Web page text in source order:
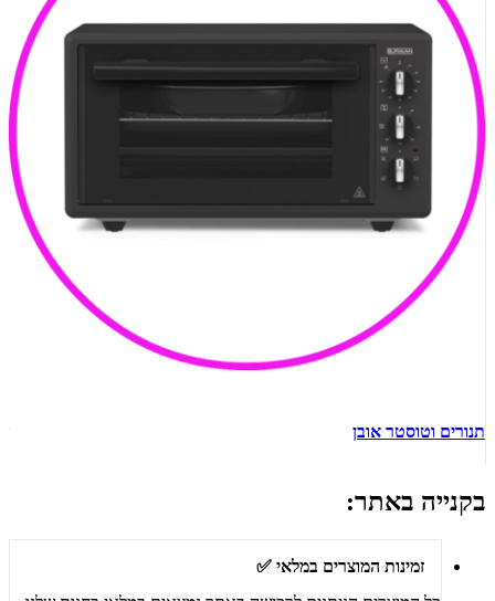
תנורים וטוסטר אובן
בקנייה באתר:
זמינות המוצרים במלאי ✅